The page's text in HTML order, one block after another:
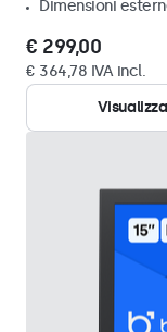
Dimensioni
€ 299,00
€ 364,78 IVA incl.
Visualizza